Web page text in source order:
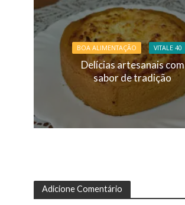
BOA ALIMENTAÇÃO VITALE 40
Delícias artesanais com
sabor de tradição
Adicione Comentário